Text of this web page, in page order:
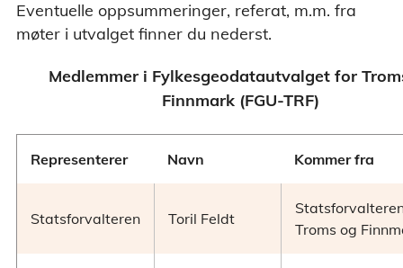
Eventuelle oppsummeringer, referat, m.m. fra
møter i utvalget finner du nederst.
Medlemmer i Fylkesgeodatautvalget for
Finnmark (FGU-TRF)
Representerer Navn Kommer fra
Statsforvalteren Toril Feldt
Troms og